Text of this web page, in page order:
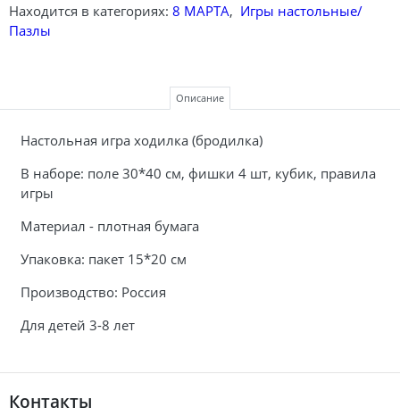
Находится в категориях: 8 МАРТА, Игры настольные/
Пазлы
Описание
Настольная игра ходилка (бродилка)
В наборе: поле 30*40 см, фишки 4 шт, кубик, правила
игры
Материал - плотная бумага
Упаковка: пакет 15*20 см
Производство: Россия
Для детей 3-8 лет
Контакты